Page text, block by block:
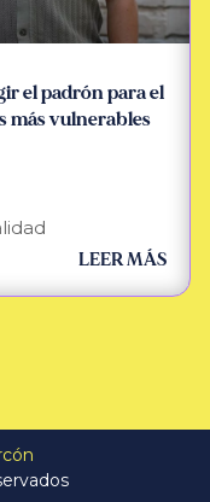
el padrón para el
más vulnerables
LEER MÁS